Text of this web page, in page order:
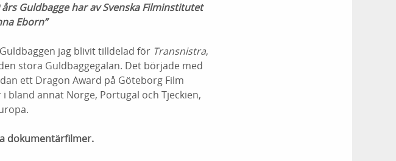
Guldbagge har av Svenska Filminstitutet
Eborn”
jag blivit tilldelad för Transnistra,
stora Guldbaggegalan. Det började med
ett Dragon Award på Göteborg Film
bland annat Norge, Portugal och Tjeckien,
dokumentärfilmer.